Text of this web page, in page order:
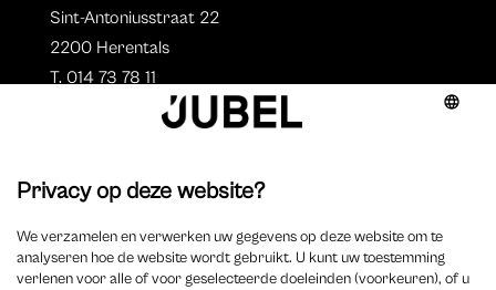
Sint-Antoniusstraat 22
2200 Herentals
T. 014 73 78 11
Aperçu des auteurs
Devenir auteur ?